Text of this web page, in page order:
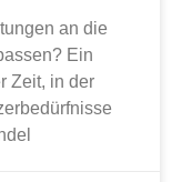
an die
Ein
Zeit, in der